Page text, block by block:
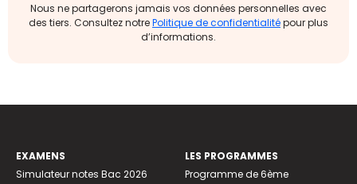
Nous ne partagerons jamais vos données personnelles avec
des tiers. Consultez notrePolitique de confidentialitépour plus
d’informations.
EXAMENS
Simulateur notes Bac 2026
LES PROGRAMMES
Programme de 6ème